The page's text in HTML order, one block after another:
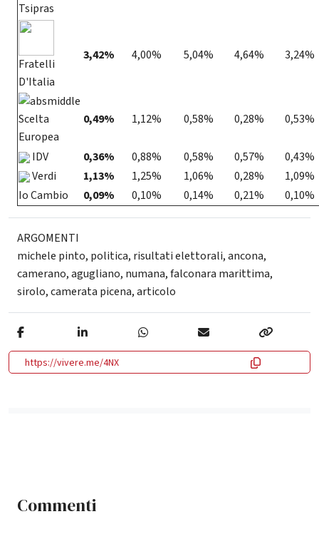
Tsipras
Fratelli
D'Italia
3,42% 4,00% 5,04% 4,64% 3,24%
Scelta
Europea
0,49% 1,12% 0,58% 0,28% 0,53%
IDV 0,36% 0,88% 0,58% 0,57%
0,43%
Verdi
1,13% 1,25% 1,06% 0,28%
1,09%
Io Cambio
0,09% 0,10% 0,14% 0,21% 0,10%
ARGOMENTI
michele pinto, politica, risultati elettorali,ancona,
camerano,agugliano, numana,falconara marittima,
sirolo,camerata picena,articolo
https://vivere.me/4NX
Commenti